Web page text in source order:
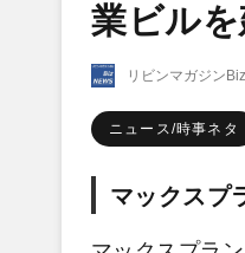
業ビル
リビンマガジン
ニュース/時事ネタ
マックスプ